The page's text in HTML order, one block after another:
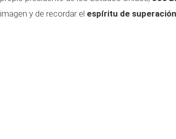
imagen y de recordar el espíritu de